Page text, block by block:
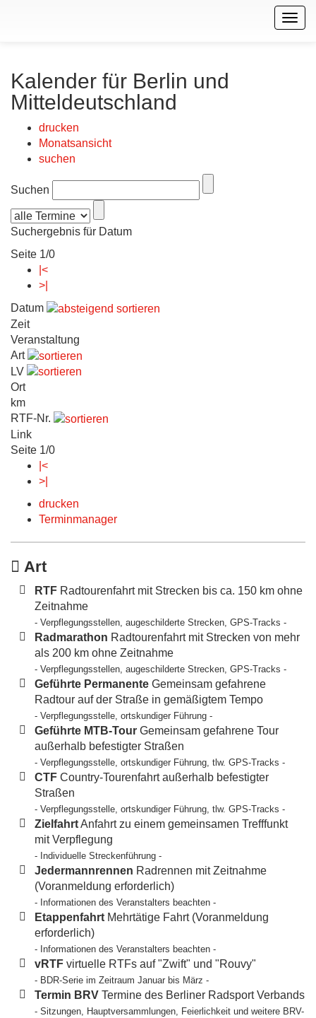
Kalender für Berlin und
Mitteldeutschland
drucken
Monatsansicht
suchen
Suchen
Suchergebnis für Datum
Seite 1/0
|<
>|
Datum
Zeit
Veranstaltung
Art
LV
Ort
km
RTF-Nr.
Link
Seite 1/0
|<
>|
drucken
Terminmanager
Art
RTF Radtourenfahrt mit Strecken bis ca. 150 km ohne
Zeitnahme
- Verpflegungsstellen, augeschilderte Strecken, GPS-Tracks -
Radmarathon Radtourenfahrt mit Strecken von mehr
als 200 km ohne Zeitnahme
- Verpflegungsstellen, augeschilderte Strecken, GPS-Tracks -
Geführte Permanente Gemeinsam gefahrene
Radtour auf der Straße in gemäßigtem Tempo
- Verpflegungsstelle, ortskundiger Führung -
Geführte MTB-Tour Gemeinsam gefahrene Tour
außerhalb befestigter Straßen
- Verpflegungsstelle, ortskundiger Führung, tlw. GPS-Tracks -
CTF Country-Tourenfahrt außerhalb befestigter
Straßen
- Verpflegungsstelle, ortskundiger Führung, tlw. GPS-Tracks -
ZielfahrtAnfahrt zu einem gemeinsamen Trefffunkt
mit Verpflegung
- Individuelle Streckenführung -
Jedermannrennen Radrennen mit Zeitnahme
(Voranmeldung erforderlich)
- Informationen des Veranstalters beachten -
Etappenfahrt Mehrtätige Fahrt (Voranmeldung
erforderlich)
- Informationen des Veranstalters beachten -
vRTF virtuelle RTFs auf "Zwift" und "Rouvy"
- BDR-Serie im Zeitraum Januar bis März -
Termin BRV Termine des Berliner Radsport Verbands
- Sitzungen, Hauptversammlungen, Feierlichkeit und weitere BRV-